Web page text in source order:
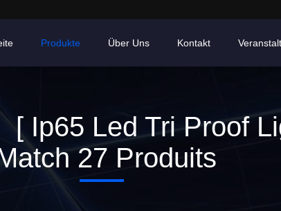
Produkte Über Uns Kontakt
Ip65 Led Tri Proof
27 Produits